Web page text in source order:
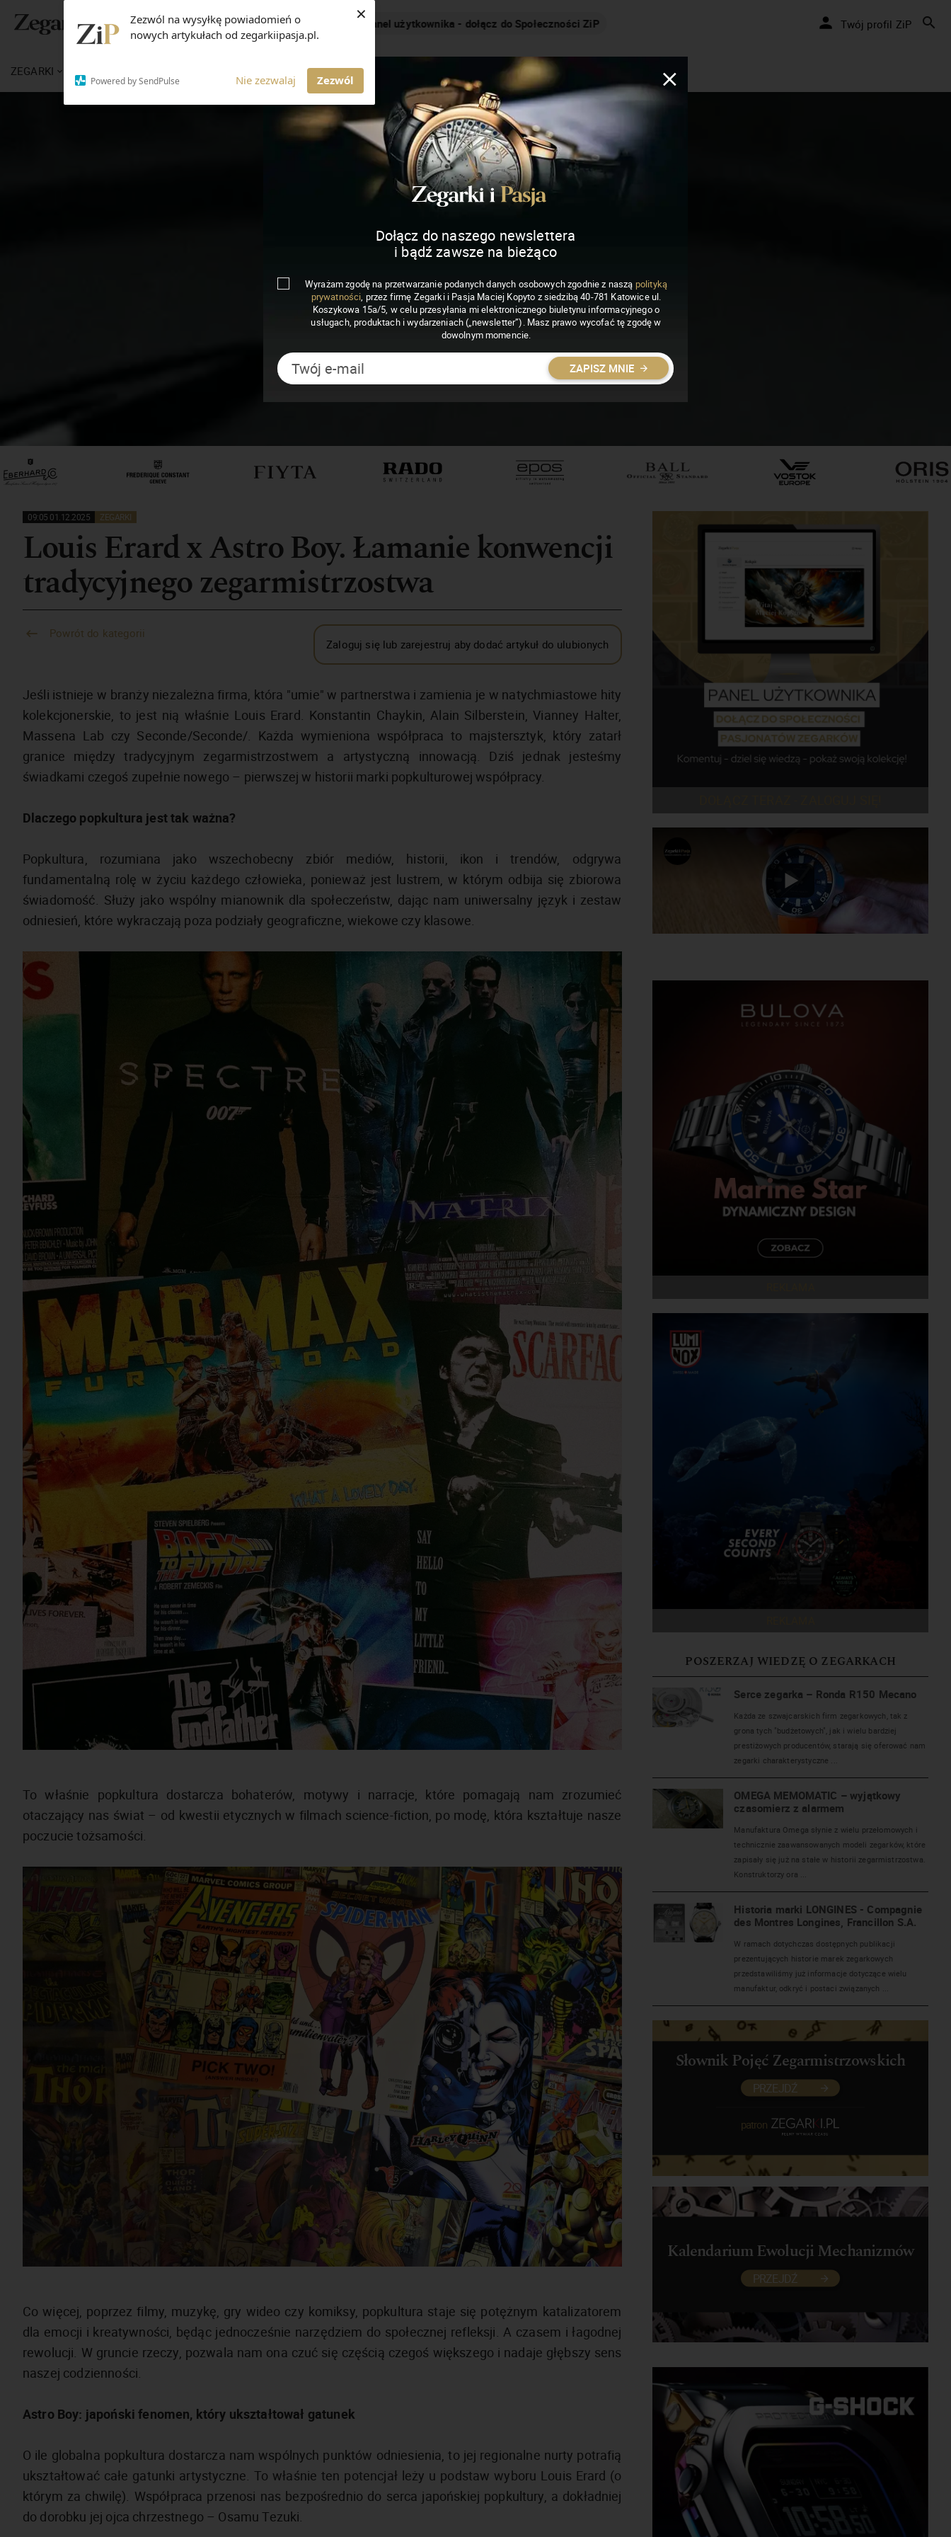
Zezwól na wysyłkę powiadomień o
nowych artykułach od zegarkiipasja.pl.
Powered by SendPulse Nie zezwalaj Zezwól
× Nakręcamy pozytywnie... cały czas! Twój profil ZiP
ZEGARKI MAGAZYN ZEGARKI I PASJA
09:05 01.12.2025 ZEGARKI
Louis Erard x Astro Boy. Łamanie konwencji
tradycyjnego zegarmistrzostwa
Powrót do kategorii
Zaloguj się lub zarejestruj aby dodać artykuł do ulubionych
Jeśli istnieje w branży niezależna firma, która "umie" w partnerstwa i zamienia je w natychmiastowe hity
kolekcjonerskie, to jest nią właśnie Louis Erard. Konstantin Chaykin, Alain Silberstein, Vianney Halter,
Massena Lab czy Seconde/Seconde/. Każda wymieniona współpraca to majstersztyk, który zatarł
granice między tradycyjnym zegarmistrzostwem a artystyczną innowacją. Dziś jednak jesteśmy
świadkami czegoś zupełnie nowego – pierwszej w historii marki popkulturowej współpracy.
Dlaczego popkultura jest tak ważna?
Popkultura, rozumiana jako wszechobecny zbiór mediów, historii, ikon i trendów, odgrywa
fundamentalną rolę w życiu każdego człowieka, ponieważ jest lustrem, w którym odbija się zbiorowa
świadomość. Służy jako wspólny mianownik dla społeczeństw, dając nam uniwersalny język i zestaw
odniesień, które wykraczają poza podziały geograficzne, wiekowe czy klasowe.
To właśnie popkultura dostarcza bohaterów, motywy i narracje, które pomagają nam zrozumieć
otaczający nas świat – od kwestii etycznych w filmach science-fiction, po modę, która kształtuje nasze
poczucie tożsamości.
Co więcej, poprzez filmy, muzykę, gry wideo czy komiksy, popkultura staje się potężnym katalizatorem
dla emocji i kreatywności, będąc jednocześnie narzędziem do społecznej refleksji. A czasem i łagodnej
rewolucji. W gruncie rzeczy, pozwala nam ona czuć się częścią czegoś większego i nadaje głębszy sens
naszej codzienności.
Astro Boy: japoński fenomen, który ukształtował gatunek
O ile globalna popkultura dostarcza nam wspólnych punktów odniesienia, to jej regionalne nurty potrafią
ukształtować całe gatunki artystyczne. To właśnie ten potencjał leży u podstaw wyboru Louis Erard (o
którym za chwilę). Współpraca przenosi nas bezpośrednio do serca japońskiej popkultury, a dokładniej
do dorobku jej ojca chrzestnego – Osamu Tezuki.
POSZERZAJ WIEDZĘ O ZEGARKACH
Serce zegarka – Ronda R150 Mecano
Każda ze szwajcarskich firm zegarkowych, tak z
grona tych "budżetowych", jak i wielu bardziej
prestiżowych producentów, starają się oferować nam
zegarki charakterystyczne ...
OMEGA MEMOMATIC – wyjątkowy
czasomierz z alarmem
Manufaktura Omega słynie z wielu przełomowych i
technicznie zaawansowanych modeli zegarków, które
zapisały się już na stałe w historii zegarmistrzostwa.
Konstruktorzy ora ...
Historia marki LONGINES - Compagnie
des Montres Longines, Francillon S.A.
W ramach dotychczas dostępnych publikacji
prezentujących historie marek zegarkowych
przedstawiliśmy już informacje dotyczące wielu
manufaktur, odkryć i postaci związanych ...
Słownik Pojęć Zegarmistrzowskich
PRZEJDŹ
patron
Kalendarium Ewolucji Mechanizmów
PRZEJDŹ
Dołącz do naszego newslettera
i bądź zawsze na bieżąco
Wyrażam zgodę na przetwarzanie podanych danych osobowych zgodnie z naszą polityką
prywatności, przez firmę Zegarki i Pasja Maciej Kopyto z siedzibą 40-781 Katowice ul.
Koszykowa 15a/5, w celu przesyłania mi elektronicznego biuletynu informacyjnego o
usługach, produktach i wydarzeniach („newsletter”). Masz prawo wycofać tę zgodę w
dowolnym momencie.
ZAPISZ MNIE